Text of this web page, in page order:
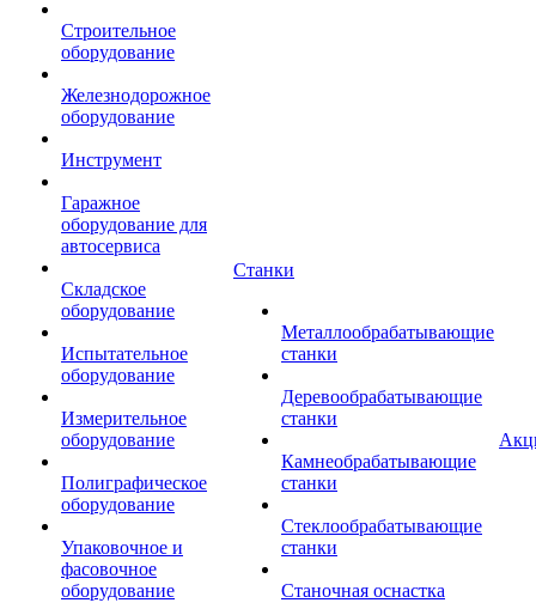
Строительное
оборудование
Железнодорожное
оборудование
Инструмент
Гаражное
оборудование для
автосервиса
Складское
оборудование
Испытательное
оборудование
Измерительное
оборудование
Полиграфическое
оборудование
Упаковочное и
фасовочное
оборудование
Станки
Металлообрабатывающие
станки
Деревообрабатывающие
станки
Камнеобрабатывающие
станки
Стеклообрабатывающие
станки
Станочная оснастка